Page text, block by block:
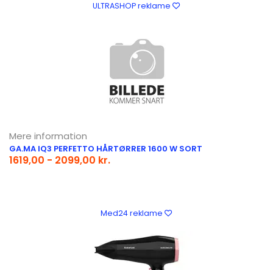
ULTRASHOP reklame
Mere information
GA.MA IQ3 PERFETTO HÅRTØRRER 1600 W SORT
1619,00 - 2099,00 kr.
Med24 reklame